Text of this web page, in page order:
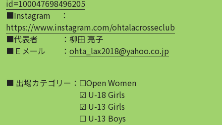
id=100047698496205
■Instagram　 ：
https://www.instagram.com/ohtalacrosseclub
■代表者　　　：柳田 亮子
■Ｅメール　　：ohta_lax2018@yahoo.co.jp
■ 出場カテゴリー：☐Open Women
☑ U-18 Girls
☑ U-13 Girls
☐ U-13 Boys